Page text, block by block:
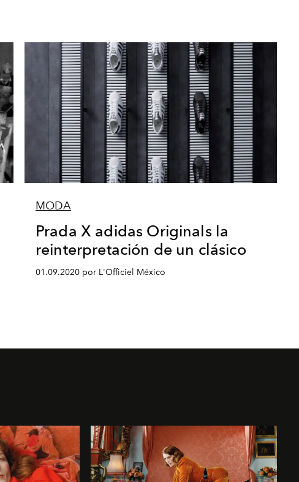
MODA
Prada X adidas Originals la
reinterpretación de un clásico
01.09.2020 por L'Officiel México